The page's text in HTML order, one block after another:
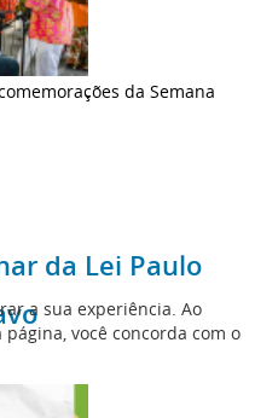
da Semana
da Lei Paulo
a sua experiência. Ao
você concorda com o